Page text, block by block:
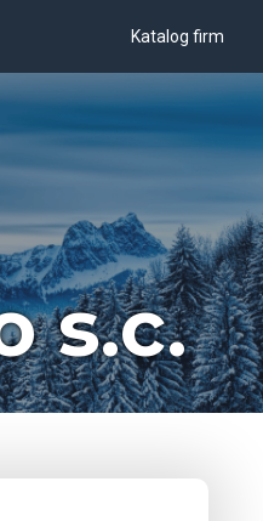
Katalog firm
s.c.